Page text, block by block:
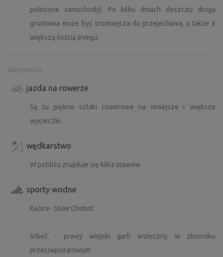
położone samochody). Po kilku dniach deszczu droga
gruntowa może być trudniejsza do przejechania, a także z
większą ilością śniegu.
aktywności
jazda na rowerze
Są tu piękne szlaki rowerowe na mniejsze i większe
wycieczki.
wędkarstwo
W pobliżu znajduje się kilka stawów.
sporty wodne
Kačice- Staw Chobot
Srbeč - prawy wiejski garb wsteczny w zbiorniku
przeciwpożarowym